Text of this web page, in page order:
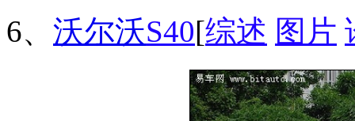
6、 沃尔沃S40[综述 图片